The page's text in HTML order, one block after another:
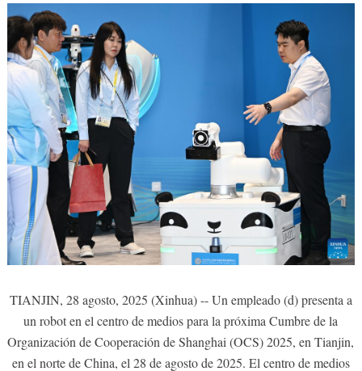
TIANJIN, 28 agosto, 2025 (Xinhua) -- Un empleado (d) presenta a
un robot en el centro de medios para la próxima Cumbre de la
Organización de Cooperación de Shanghai (OCS) 2025, en Tianjin,
en el norte de China, el 28 de agosto de 2025. El centro de medios